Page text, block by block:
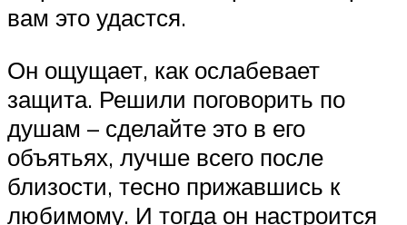
вам это удастся.
Он ощущает, как ослабевает
защита. Решили поговорить по
душам – сделайте это в его
объятьях, лучше всего после
близости, тесно прижавшись к
любимому. И тогда он настроится